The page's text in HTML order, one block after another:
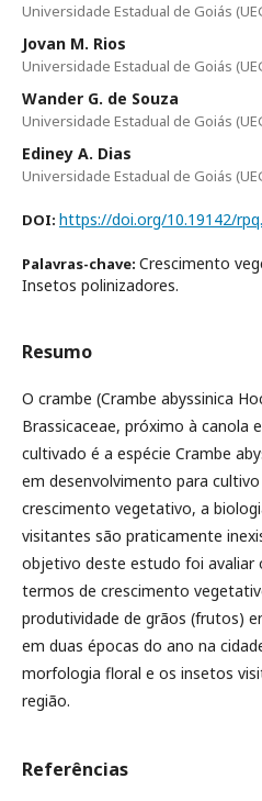
Universidade Estadual de Goiás
Jovan M. Rios
Universidade Estadual de Goiás
Wander G. de Souza
Universidade Estadual de Goiás
Ediney A. Dias
Universidade Estadual de Goiás
DOI: https://doi.org/10.19142/
Palavras-chave: Crescimento
Insetos polinizadores.
Resumo
O crambe (Crambe abyssinica
Brassicaceae, próximo à canola
cultivado é a espécie Crambe
em desenvolvimento para
crescimento vegetativo, a
visitantes são praticamente
objetivo deste estudo foi avaliar
termos de crescimento
produtividade de grãos (frutos)
em duas épocas do ano na
morfologia floral e os insetos
região.
Referências